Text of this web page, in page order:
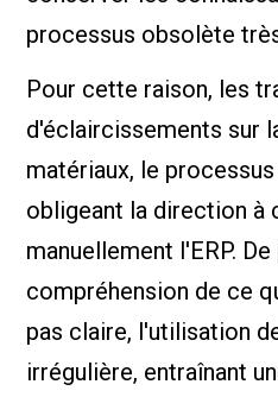
processus obsolète
Pour cette raison, les
d'éclaircissements sur
matériaux, le
obligeant la direction à
manuellement l'ERP.
compréhension de ce
pas claire, l'utilisation
irrégulière, entraînant